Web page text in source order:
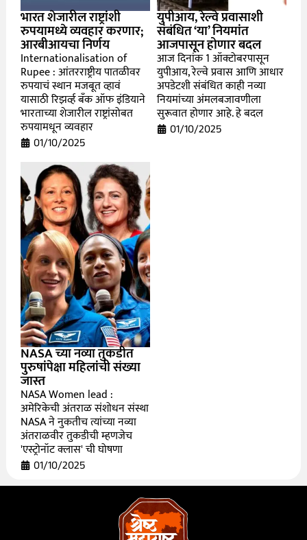
भारत शेजारील राष्ट्रांशी
रुपयामध्ये व्यवहार करणार;
आरबीआयचा निर्णय
Internationalisation of
Rupee : आंतरराष्ट्रीय पातळीवर
रुपयाचं स्थान मजबूत व्हावं
यासाठी रिझर्व्ह बँक ऑफ इंडियाने
भारताच्या शेजारील राष्ट्रांसोबत
रुपयामधून व्यवहार
01/10/2025
युपीआय, रेल्वे प्रवासाशी
संबंधित ‘या’ नियमांत
आजपासून होणार बदल
आज दिनांक 1 ऑक्टोबरपासून
युपीआय, रेल्वे प्रवास आणि आधार
अपडेटशी संबंधित काही नव्या
नियमांच्या अंमलबजावणीला
सुरूवात होणार आहे. हे बदल
01/10/2025
NASA च्या नव्या तुकडीत
पुरुषांपेक्षा महिलांची संख्या
जास्त
NASA Women lead :
अमेरिकेची अंतराळ संशोधन संस्था
NASA ने नुकतीच त्यांच्या नव्या
अंतराळवीर तुकडीची म्हणजेच
'एस्ट्रोनॉट क्लास' ची घोषणा
01/10/2025